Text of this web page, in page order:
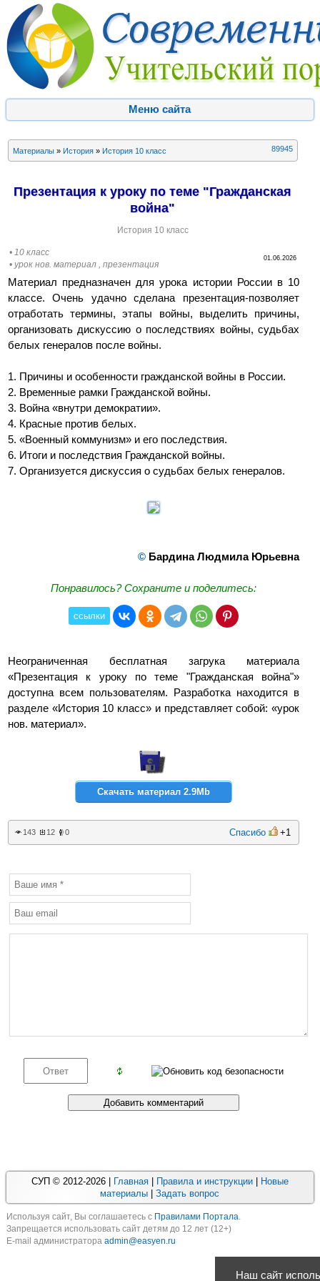
Меню сайта
Материалы» История» История 10 класс 89945
Презентация к уроку по теме "Гражданская
война"
История 10 класс
• 10 класс
• урок нов. материал , презентация
01.06.2026
Материал предназначен для урока истории России в 10
классе. Очень удачно сделана презентация-позволяет
отработать термины, этапы войны, выделить причины,
организовать дискуссию о последствиях войны, судьбах
белых генералов после войны.
1. Причины и особенности гражданской войны в России.
2. Временные рамки Гражданской войны.
3. Война «внутри демократии».
4. Красные против белых.
5. «Военный коммунизм» и его последствия.
6. Итоги и последствия Гражданской войны.
7. Организуется дискуссия о судьбах белых генералов.
© Бардина Людмила Юрьевна
Понравилось? Сохраните и поделитесь:
ссылки
Неограниченная бесплатная загрука материала
«Презентация к уроку по теме "Гражданская война"»
доступна всем пользователям. Разработка находится в
разделе «История 10 класс» и представляет собой: «урок
нов. материал».
Скачать материал 2.9Mb
143 12 0 Спасибо +1
СУП © 2012-2026 | Главная| Правила и инструкции|
Новые
материалы |Задать вопрос
Используя cайт, Вы соглашаетесь с Правилами Портала.
Запрещается использовать сайт детям до 12 лет (12+)
E-mail администратора admin@easyen.ru
Наш сайт